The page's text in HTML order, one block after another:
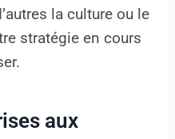
la culture ou le
stratégie en cours
aux